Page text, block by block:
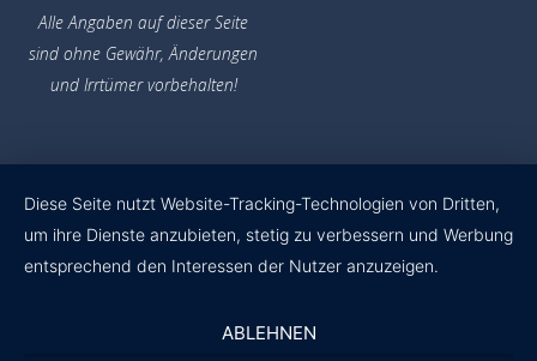
Alle Angaben auf dieser Seite
sind ohne Gewähr,Änderungen
und Irrtümer vorbehalten!
Diese Seite nutzt Website-Tracking-Technologien von Dritten,
um ihre Dienste anzubieten, stetig zu verbessern und Werbung
entsprechend den Interessen der Nutzer anzuzeigen.
ABLEHNEN